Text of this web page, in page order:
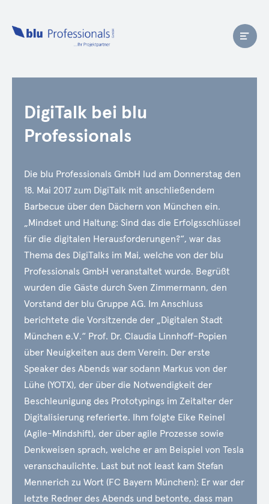
DigiTalk bei blu
Professionals
Die blu Professionals GmbH lud am Donnerstag den
18. Mai 2017 zum DigiTalk mit anschließendem
Barbecue über den Dächern von München ein.
„Mindset und Haltung: Sind das die Erfolgsschlüssel
für die digitalen Herausforderungen?“, war das
Thema des DigiTalks im Mai, welche von der blu
Professionals GmbH veranstaltet wurde. Begrüßt
wurden die Gäste durch Sven Zimmermann, den
Vorstand der blu Gruppe AG. Im Anschluss
berichtete die Vorsitzende der „Digitalen Stadt
München e.V.“ Prof. Dr. Claudia Linnhoff-Popien
über Neuigkeiten aus dem Verein. Der erste
Speaker des Abends war sodann Markus von der
Lühe (YOTX), der über die Notwendigkeit der
Beschleunigung des Prototypings im Zeitalter der
Digitalisierung referierte. Ihm folgte Eike Reinel
(Agile-Mindshift), der über agile Prozesse sowie
Denkweisen sprach, welche er am Beispiel von Tesla
veranschaulichte. Last but not least kam Stefan
Mennerich zu Wort (FC Bayern München): Er war der
letzte Redner des Abends und betonte, dass man